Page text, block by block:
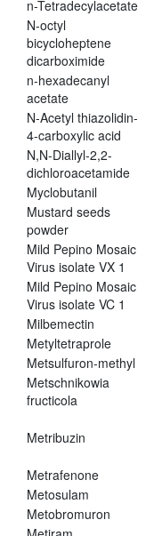
n-Tetradecylacetate
N-octyl
bicycloheptene
dicarboximide
n-hexadecanyl
acetate
N-Acetyl thiazolidin-
4-carboxylic acid
N,N-Diallyl-2,2-
dichloroacetamide
Myclobutanil
Mustard seeds
powder
Mild Pepino Mosaic
Virus isolate VX 1
Mild Pepino Mosaic
Virus isolate VC 1
Milbemectin
Metyltetraprole
Metsulfuron-methyl
Metschnikowia
fructicola
Metribuzin
Metrafenone
Metosulam
Metobromuron